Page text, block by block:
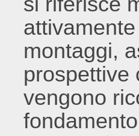
montaggi,
prospettive
vengono